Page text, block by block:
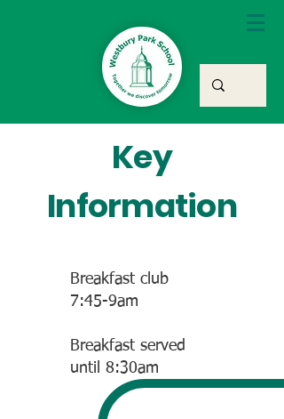
Key
Information
Breakfast club
7:45-9am
Breakfast served
until 8:30am